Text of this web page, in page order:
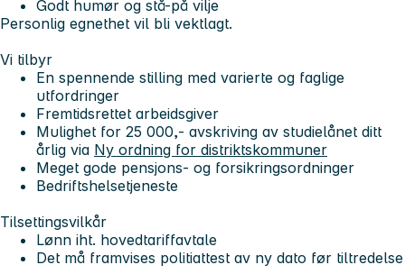
Godt humør og stå-på vilje
Personlig egnethet vil bli vektlagt.
Vi tilbyr
En spennende stilling med varierte og faglige
utfordringer
Fremtidsrettet arbeidsgiver
Mulighet for 25 000,- avskriving av studielånet ditt
årlig via Ny ordning for distriktskommuner
Meget gode pensjons- og forsikringsordninger
Bedriftshelsetjeneste
Tilsettingsvilkår
Lønn iht. hovedtariffavtale
Det må framvises politiattest av ny dato før tiltredelse